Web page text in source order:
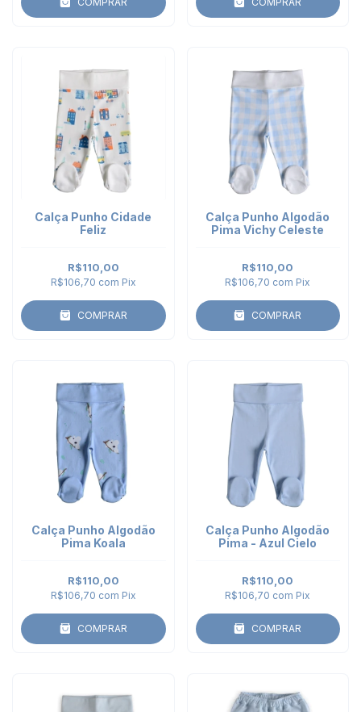
Calça Punho Cidade
Feliz
R$110,00
R$106,70 com Pix
COMPRAR
Calça Punho Algodão
Pima Vichy Celeste
R$110,00
R$106,70 com Pix
COMPRAR
Calça Punho Algodão
Pima Koala
R$110,00
R$106,70 com Pix
COMPRAR
Calça Punho Algodão
Pima - Azul Cielo
R$110,00
R$106,70 com Pix
COMPRAR